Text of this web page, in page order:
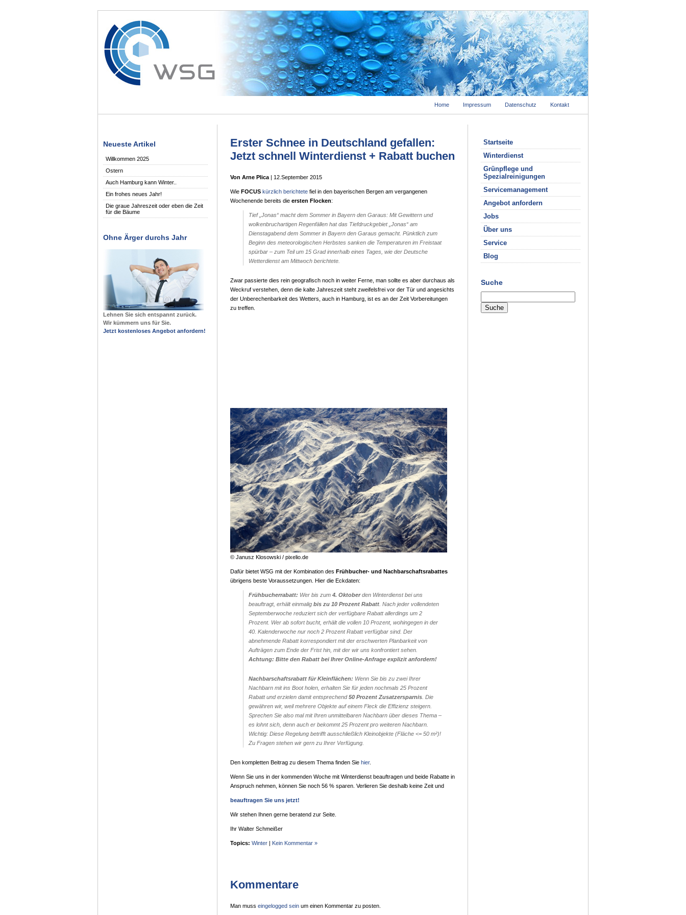
Home Impressum Datenschutz Kontakt
Neueste Artikel
Willkommen 2025
Ostern
Auch Hamburg kann Winter..
Ein frohes neues Jahr!
Die graue Jahreszeit oder eben die Zeit
für die Bäume
Ohne Ärger durchs Jahr
Lehnen Sie sich entspannt zurück.
Wir kümmern uns für Sie.
Jetzt kostenloses Angebot anfordern!
Startseite
Winterdienst
Grünpflege und
Spezialreinigungen
Servicemanagement
Angebot anfordern
Jobs
Über uns
Service
Blog
Suche
Erster Schnee in Deutschland gefallen:
Jetzt schnell Winterdienst + Rabatt buchen
Von Arne Plica | 12.September 2015
Wie FOCUS kürzlich berichtete fiel in den bayerischen Bergen am vergangenen
Wochenende bereits die ersten Flocken:
Tief „Jonas“ macht dem Sommer in Bayern den Garaus: Mit Gewittern und
wolkenbruchartigen Regenfällen hat das Tiefdruckgebiet „Jonas“ am
Dienstagabend dem Sommer in Bayern den Garaus gemacht. Pünktlich zum
Beginn des meteorologischen Herbstes sanken die Temperaturen im Freistaat
spürbar – zum Teil um 15 Grad innerhalb eines Tages, wie der Deutsche
Wetterdienst am Mittwoch berichtete.
Zwar passierte dies rein geografisch noch in weiter Ferne, man sollte es aber durchaus als
Weckruf verstehen, denn die kalte Jahreszeit steht zweifelsfrei vor der Tür und angesichts
der Unberechenbarkeit des Wetters, auch in Hamburg, ist es an der Zeit Vorbereitungen
zu treffen.
© Janusz Klosowski / pixelio.de
Dafür bietet WSG mit der Kombination des Frühbucher- und Nachbarschaftsrabattes
übrigens beste Voraussetzungen. Hier die Eckdaten:
Frühbucherrabatt: Wer bis zum 4. Oktoberden Winterdienst bei uns
beauftragt, erhält einmalig bis zu 10 Prozent Rabatt . Nach jeder vollendeten
Septemberwoche reduziert sich der verfügbare Rabatt allerdings um 2
Prozent. Wer ab sofort bucht, erhält die vollen 10 Prozent, wohingegen in der
40. Kalenderwoche nur noch 2 Prozent Rabatt verfügbar sind. Der
abnehmende Rabatt korrespondiert mit der erschwerten Planbarkeit von
Aufträgen zum Ende der Frist hin, mit der wir uns konfrontiert sehen.
Achtung: Bitte den Rabatt bei Ihrer Online-Anfrage explizit anfordern!
Nachbarschaftsrabatt für Kleinflächen: Wenn Sie bis zu zwei Ihrer
Nachbarn mit ins Boot holen, erhalten Sie für jeden nochmals 25 Prozent
Rabatt und erzielen damit entsprechend50 Prozent Zusatzersparnis . Die
gewähren wir, weil mehrere Objekte auf einem Fleck die Effizienz steigern.
Sprechen Sie also mal mit Ihren unmittelbaren Nachbarn über dieses Thema –
es lohnt sich, denn auch er bekommt 25 Prozent pro weiteren Nachbarn.
Wichtig: Diese Regelung betrifft ausschließlich Kleinobjekte (Fläche <= 50 m²)!
Zu Fragen stehen wir gern zu Ihrer Verfügung.
Den kompletten Beitrag zu diesem Thema finden Sie hier.
Wenn Sie uns in der kommenden Woche mit Winterdienst beauftragen und beide Rabatte in
Anspruch nehmen, können Sie noch 56 % sparen. Verlieren Sie deshalb keine Zeit und
beauftragen Sie uns jetzt!
Wir stehen Ihnen gerne beratend zur Seite.
Ihr Walter Schmeißer
Topics: Winter | Kein Kommentar »
Kommentare
Man muss eingelogged sein um einen Kommentar zu posten.